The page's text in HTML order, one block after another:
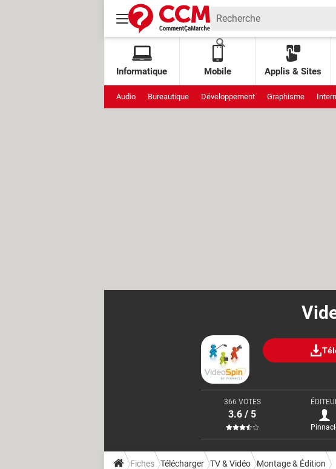
Informatique Mobile Applis & Sites
Audio Bureautique Développement Graphisme
366 VOTES
3.6 / 5
Fiches Télécharger TV & Vidéo Montage & Édition